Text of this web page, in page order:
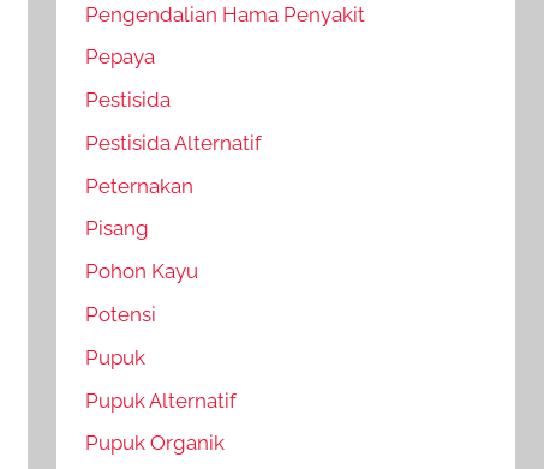
Pengendalian Hama Penyakit
Pepaya
Pestisida
Pestisida Alternatif
Peternakan
Pisang
Pohon Kayu
Potensi
Pupuk
Pupuk Alternatif
Pupuk Organik